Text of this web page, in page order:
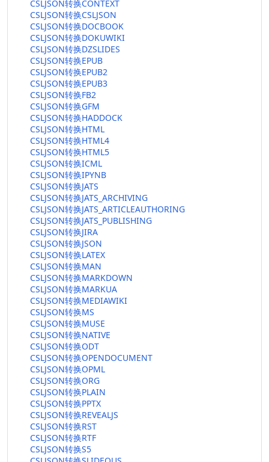
CSLJSON转换CONTEXT
CSLJSON转换CSLJSON
CSLJSON转换DOCBOOK
CSLJSON转换DOKUWIKI
CSLJSON转换DZSLIDES
CSLJSON转换EPUB
CSLJSON转换EPUB2
CSLJSON转换EPUB3
CSLJSON转换FB2
CSLJSON转换GFM
CSLJSON转换HADDOCK
CSLJSON转换HTML
CSLJSON转换HTML4
CSLJSON转换HTML5
CSLJSON转换ICML
CSLJSON转换IPYNB
CSLJSON转换JATS
CSLJSON转换JATS_ARCHIVING
CSLJSON转换JATS_ARTICLEAUTHORING
CSLJSON转换JATS_PUBLISHING
CSLJSON转换JIRA
CSLJSON转换JSON
CSLJSON转换LATEX
CSLJSON转换MAN
CSLJSON转换MARKDOWN
CSLJSON转换MARKUA
CSLJSON转换MEDIAWIKI
CSLJSON转换MS
CSLJSON转换MUSE
CSLJSON转换NATIVE
CSLJSON转换ODT
CSLJSON转换OPENDOCUMENT
CSLJSON转换OPML
CSLJSON转换ORG
CSLJSON转换PLAIN
CSLJSON转换PPTX
CSLJSON转换REVEALJS
CSLJSON转换RST
CSLJSON转换RTF
CSLJSON转换S5